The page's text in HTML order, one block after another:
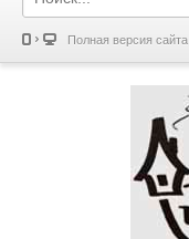
Полная версия сайта